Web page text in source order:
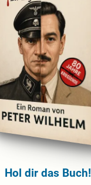
Hol dir das Buch!